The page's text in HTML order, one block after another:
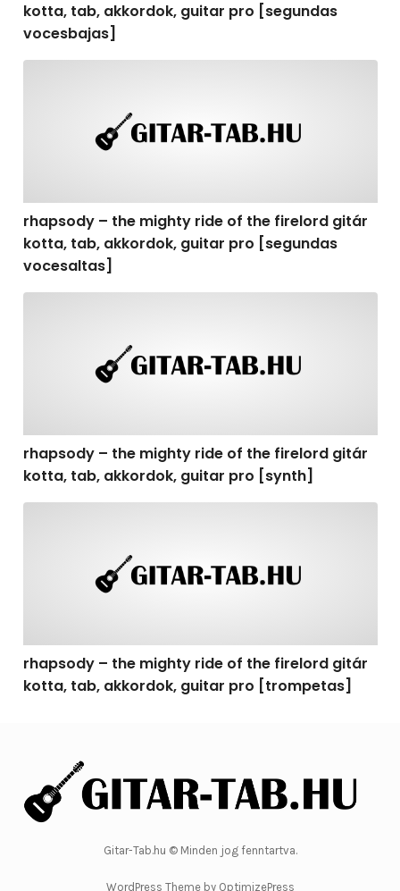
kotta, tab, akkordok, guitar pro [segundas
vocesbajas]
rhapsody – the mighty ride of the firelord gitár
kotta, tab, akkordok, guitar pro [segundas
vocesaltas]
rhapsody – the mighty ride of the firelord gitár
kotta, tab, akkordok, guitar pro [synth]
rhapsody – the mighty ride of the firelord gitár
kotta, tab, akkordok, guitar pro [trompetas]
Gitar-Tab.hu © Minden jog fenntartva.
WordPress Theme by OptimizePress